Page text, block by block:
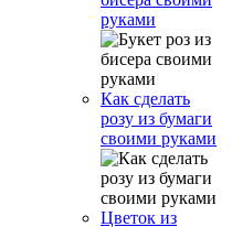
руками
Как сделать
розу из бумаги
своими руками
Цветок из